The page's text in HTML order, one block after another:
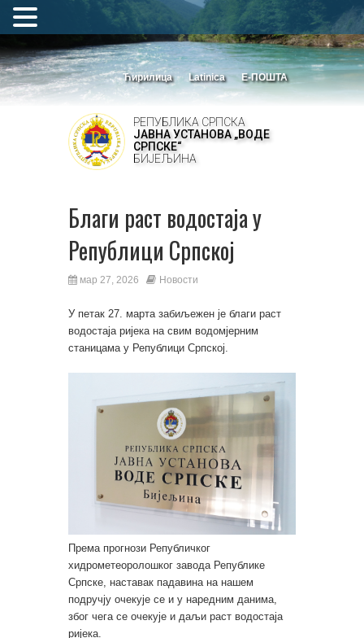
Ћирилица Latinica Е-ПОШТА
РЕПУБЛИКА СРПСКА
ЈАВНА УСТАНОВА „ВОДЕ
СРПСКЕ“
БИЈЕЉИНА
Благи раст водостаја у
Републици Српској
мар 27, 2026 Новости
У петак 27. марта забиљежен је благи раст
водостаја ријека на свим водомјерним
станицама у Републици Српској.
Према прогнози Републичког
хидрометеоролошког завода Републике
Српске, наставак падавина на нашем
подручју очекује се и у наредним данима,
због чега се очекује и даљи раст водостаја
ријека.